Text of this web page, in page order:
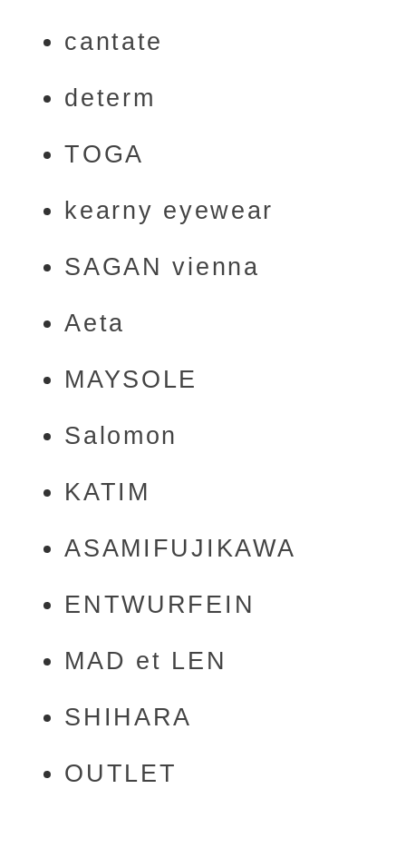
cantate
determ
TOGA
kearny eyewear
SAGAN vienna
Aeta
MAYSOLE
Salomon
KATIM
ASAMIFUJIKAWA
ENTWURFEIN
MAD et LEN
SHIHARA
OUTLET